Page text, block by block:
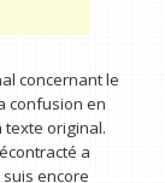
concernant le
confusion en
original.
a
encore